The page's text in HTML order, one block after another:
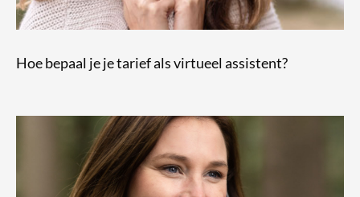
Hoe bepaal je je tarief als virtueel assistent?